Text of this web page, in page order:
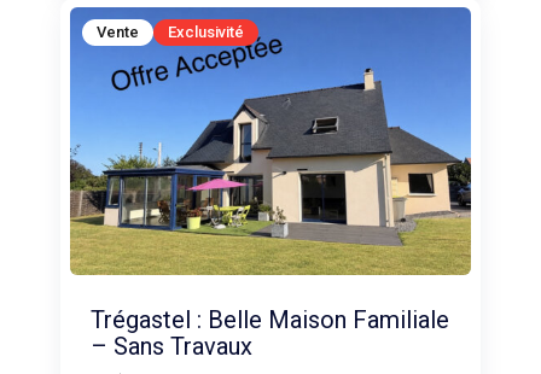
Vente Exclusivité
Trégastel : Belle Maison Familiale
– Sans Travaux